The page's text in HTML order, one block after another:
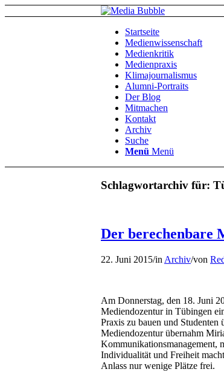
Startseite
Medienwissenschaft
Medienkritik
Medienpraxis
Klimajournalismus
Alumni-Portraits
Der Blog
Mitmachen
Kontakt
Archiv
Suche
Menü Menü
Schlagwortarchiv für:
Der berechenbare
22. Juni 2015/in Archiv/von
Am Donnerstag, den 18. Juni
Mediendozentur in Tübingen
Praxis zu bauen und
Mediendozentur übernahm
Kommunikationsmanagement,
Individualität und Freiheit
Anlass nur wenige Plätze frei.